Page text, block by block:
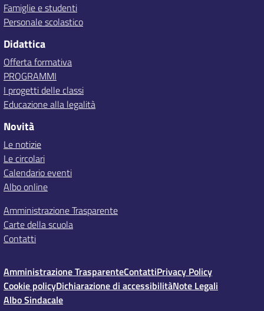
Famiglie e studenti
Personale scolastico
Didattica
Offerta formativa
PROGRAMMI
I progetti delle classi
Educazione alla legalità
Novità
Le notizie
Le circolari
Calendario eventi
Albo online
Amministrazione Trasparente
Carte della scuola
Contatti
Amministrazione TrasparenteContattiPrivacy Policy
Cookie policyDichiarazione di accessibilitàNote Legali
Albo Sindacale